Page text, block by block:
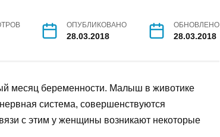
ОПУБЛИКОВАНО
28.03.2018
ОБНОВЛЕНО
28.03.2018
месяц беременности. Малыш в животике
система, совершенствуются
с этим у женщины возникают некоторые